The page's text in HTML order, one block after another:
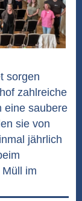
sorgen
zahlreiche
eine saubere
sie von
jährlich
Müll im